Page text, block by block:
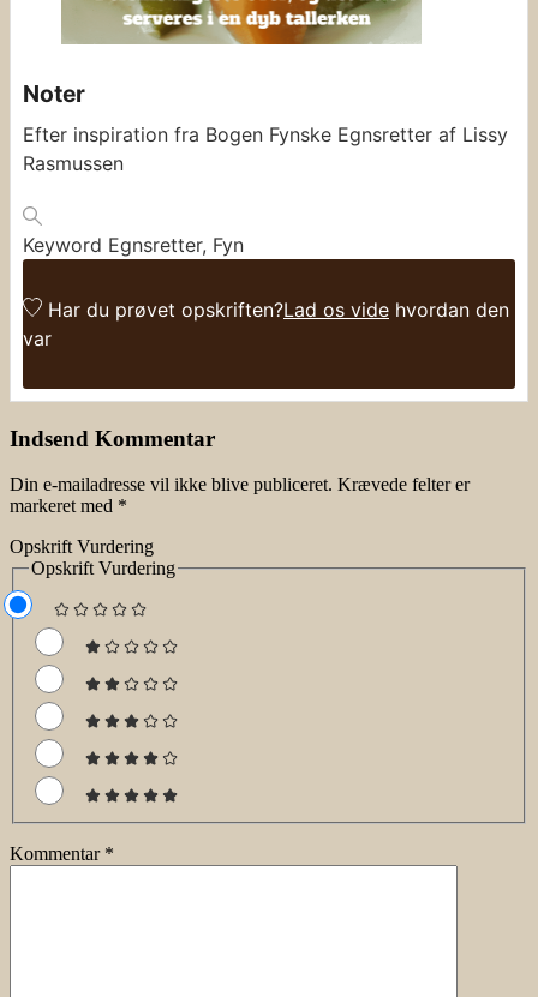
Noter
Efter inspiration fra Bogen Fynske Egnsretter af Lissy
Rasmussen
Keyword Egnsretter, Fyn
Har du prøvet opskriften?Lad os vide hvordan den
var
Indsend Kommentar
Din e-mailadresse vil ikke blive publiceret. Krævede felter er
markeret med *
Opskrift Vurdering
Opskrift Vurdering
Kommentar *